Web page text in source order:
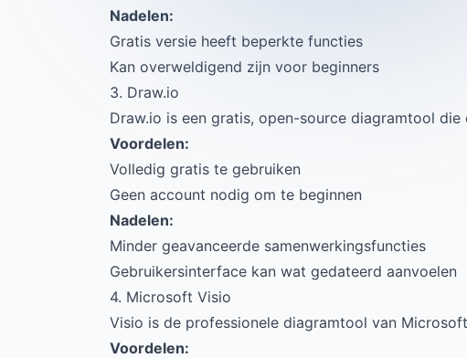
Nadelen:
Gratis versie heeft beperkte functies
Kan overweldigend zijn voor beginners
3. Draw.io
Draw.io is een gratis, open-source diagramtool
Voordelen:
Volledig gratis te gebruiken
Geen account nodig om te beginnen
Nadelen:
Minder geavanceerde samenwerkingsfuncties
Gebruikersinterface kan wat gedateerd aanvoelen
4. Microsoft Visio
Visio is de professionele diagramtool van
Voordelen: